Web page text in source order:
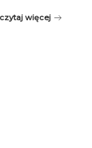
więcej